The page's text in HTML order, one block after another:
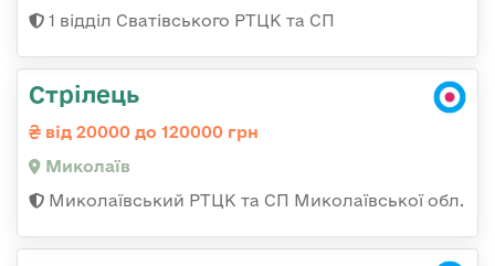
1 відділ Сватівського РТЦК та СП
Стрілець
від 20000 до 120000 грн
Миколаїв
Миколаївський РТЦК та СП Миколаївської обл.